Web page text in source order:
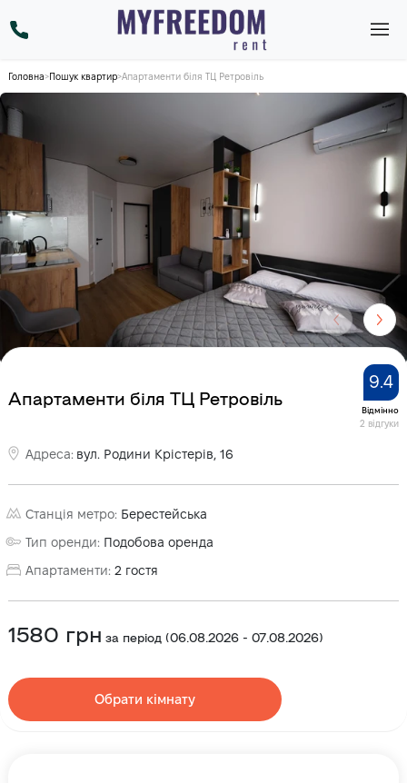
Головна>Пошук квартир>Апартаменти біля ТЦ Ретровіль
Апартаменти біля ТЦ Ретровіль
Відмінно
2 відгуки
9.4
Адреса: вул. Родини Крістерів, 16
Станція метро: Берестейська
Тип оренди: Подобова оренда
Апартаменти: 2 гостя
1580 грн за період (06.08.2026 - 07.08.2026)
Обрати кімнату